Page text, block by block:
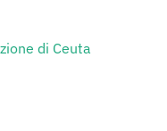
di Ceuta